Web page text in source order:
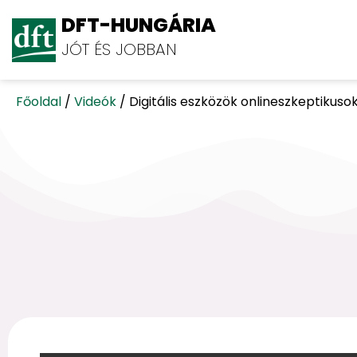
DFT-HUNGÁRIA
JÓT ÉS JOBBAN
Főoldal / Videók / Digitális eszközök